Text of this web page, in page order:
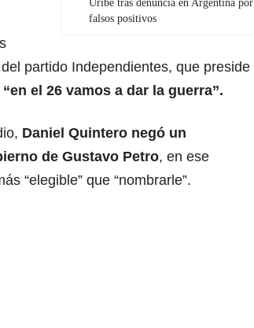
Uribe tras denuncia en Argentina por
falsos positivos
partido Independientes, que preside
el 26 vamos a dar la guerra”.
Daniel Quintero negó un
de Gustavo Petro, en ese
“elegible” que “nombrarle”.